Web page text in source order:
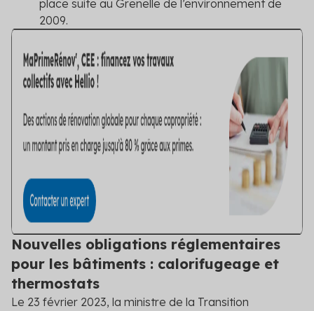
place suite au Grenelle de l’environnement de
2009.
Nouvelles obligations réglementaires
pour les bâtiments : calorifugeage et
thermostats
Le 23 février 2023, la ministre de la Transition